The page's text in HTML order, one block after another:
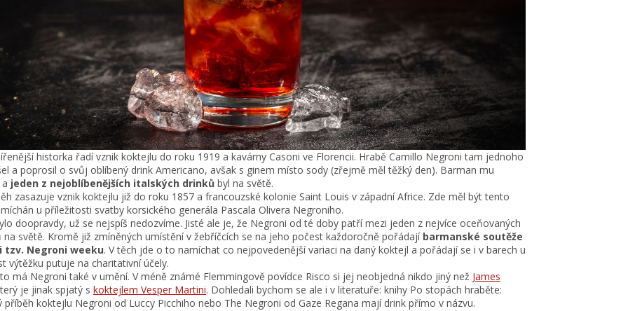
historka řadí vznik koktejlu do roku 1919 a kavárny Casoni ve Florencii. Hrabě Camillo Negroni tam jednoho
a poprosil o svůj oblíbený drink Americano, avšak s ginem místo sody (zřejmě měl těžký den). Barman mu
jeden z nejoblíbenějších italských drinků byl na světě.
zasazuje vznik koktejlu již do roku 1857 a francouzské kolonie Saint Louis v západní Africe. Zde měl být tento
u příležitosti svatby korsického generála Pascala Olivera Negroniho.
doopravdy, už se nejspíš nedozvíme. Jisté ale je, že Negroni od té doby patří mezi jeden z nejvíce oceňovaných
světě. Kromě již zmíněných umístění v žebříčcích se na jeho počest každoročně pořádají barmanské soutěže
tzv. Negroni weeku. V těch jde o to namíchat co nejpovedenější variaci na daný koktejl a pořádají se i v barech u
výtěžku putuje na charitativní účely.
má Negroni také v umění. V méně známé Flemmingově povídce Risco si jej neobjedná nikdo jiný než James
je jinak spjatý s koktejlem Vesper Martini. Dohledali bychom se ale i v literatuře: knihy Po stopách hraběte:
příběh koktejlu Negroni od Luccy Picchiho nebo The Negroni od Gaze Regana mají drink přímo v názvu.